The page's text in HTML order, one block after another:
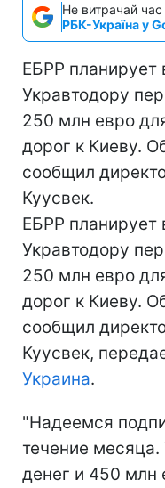
Не витрачай
РБК-Україна у
ЕБРР планирует
Укравтодору
250 млн евро
дорог к Киеву.
сообщил
Куусвек.
ЕБРР планирует
Укравтодору
250 млн евро
дорог к Киеву.
сообщил
Куусвек,
Украина.
"Надеемся
течение
денег и 450 млн